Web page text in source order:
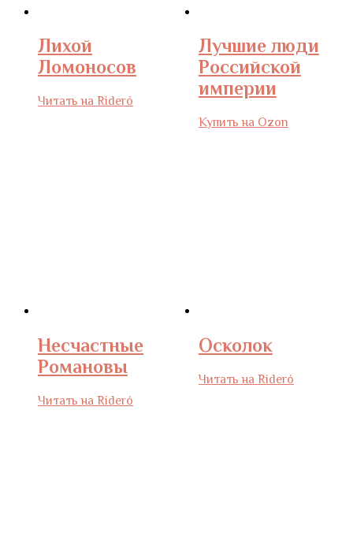
Лихой
Ломоносов
Читать на Rideró
Лучшие люди
Российской
империи
Купить на Ozon
Несчастные
Романовы
Читать на Rideró
Осколок
Читать на Rideró